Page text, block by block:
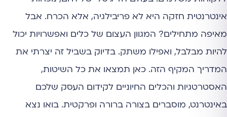
אינטרנטית חזקה היא לא פריבילגיה, אלא הכרח. אבל
מאיפה מתחילים? המגוון העצום של כלים ואפשרויות יכול
להיות מבלבל, ואפילו משתק. בדיוק בשביל זה יצרתי את
המדריך המקיף הזה. כאן תמצאו את כל השיטות,
האסטרטגיות והכלים החיוניים לקידום העסק שלכם
באינטרנט, מוסברים בצורה ברורה ופרקטית. בואו נצא